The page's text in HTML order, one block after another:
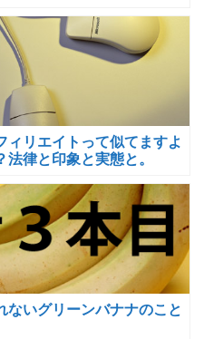
ィリエイトって似てますよ
律と印象と実態と。
ないグリーンバナナのこと